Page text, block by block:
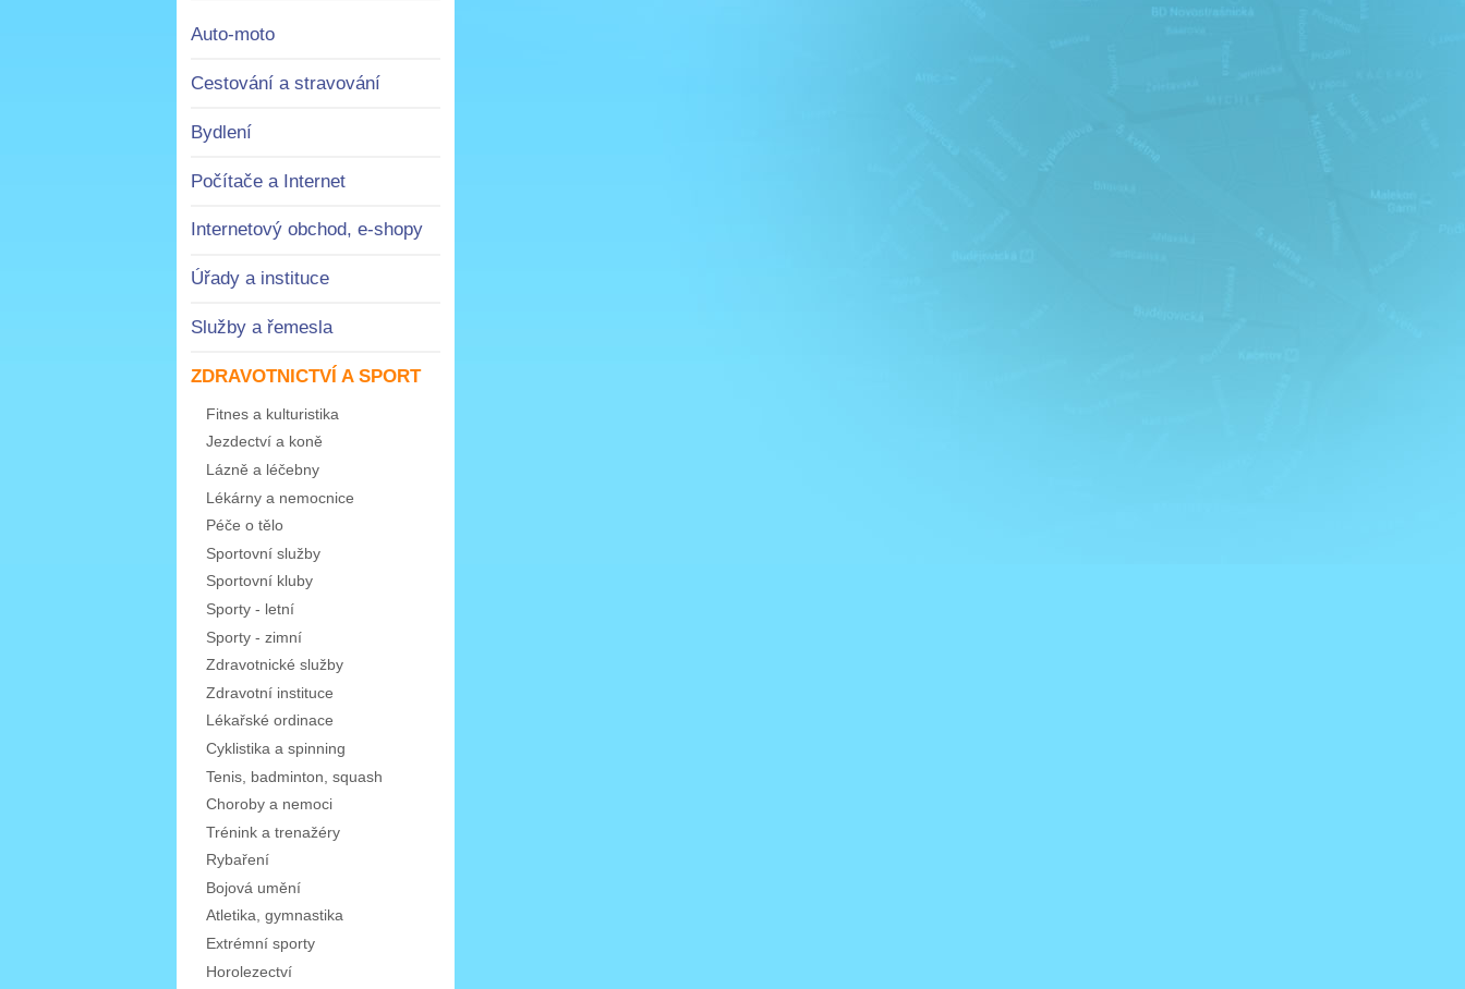
Auto-moto
Cestování a stravování
Bydlení
Počítače a Internet
Internetový obchod, e-shopy
Úřady a instituce
Služby a řemesla
ZDRAVOTNICTVÍ A SPORT
Fitnes a kulturistika
Jezdectví a koně
Lázně a léčebny
Lékárny a nemocnice
Péče o tělo
Sportovní služby
Sportovní kluby
Sporty - letní
Sporty - zimní
Zdravotnické služby
Zdravotní instituce
Lékařské ordinace
Cyklistika a spinning
Tenis, badminton, squash
Choroby a nemoci
Trénink a trenažéry
Rybaření
Bojová umění
Atletika, gymnastika
Extrémní sporty
Horolezectví